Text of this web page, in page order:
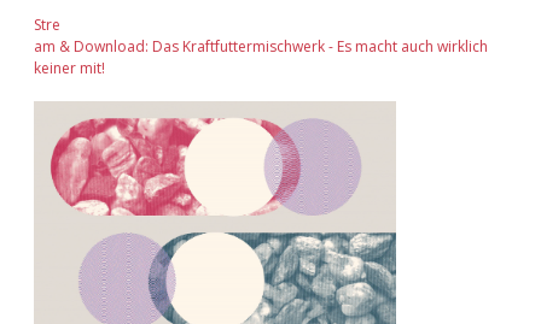
Stre
am & Download: Das Kraftfuttermischwerk - Es macht auch wirklich
keiner mit!